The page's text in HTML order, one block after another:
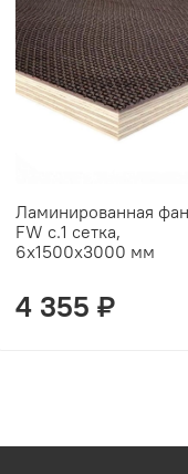
Ламинированная
FW с.1 сетка,
6х1500х3000 мм
4 355 ₽